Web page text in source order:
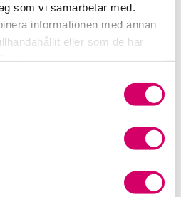
som vi samarbetar med.
informationen med annan
eller som de har